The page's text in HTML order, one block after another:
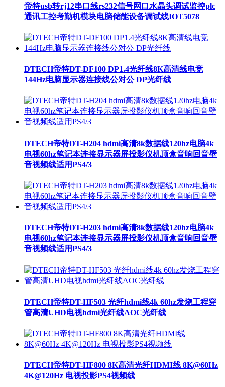
帝特usb转rj12串口线rs232信号网口水晶头调试监控plc
通讯工控考勤机模块电脑储能设备调试线IOT5078
DTECH帝特DT-DF100 DP1.4光纤线8K高清线电竞
144Hz电脑显示器连接线公对公 DP光纤线
DTECH帝特DT-H204 hdmi高清8k数据线120hz电脑4k
电视60hz笔记本连接显示器屏投影仪机顶盒音响回音壁
音视频线适用PS4/3
DTECH帝特DT-H203 hdmi高清8k数据线120hz电脑4k
电视60hz笔记本连接显示器屏投影仪机顶盒音响回音壁
音视频线适用PS4/3
DTECH帝特DT-HF503 光纤hdmi线4k 60hz发烧工程穿
管高清UHD电视hdmi光纤线AOC光纤线
DTECH帝特DT-HF800 8K高清光纤HDMI线 8K@60Hz
4K@120Hz 电视投影PS4视频线